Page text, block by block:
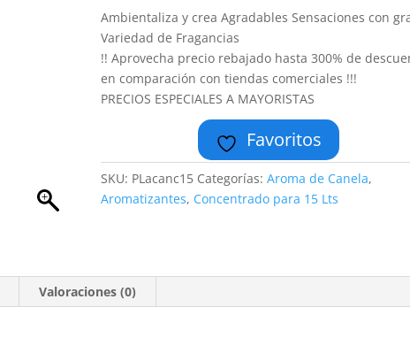
Ambientaliza y crea Agradables Sensaciones con
Variedad de Fragancias
!! Aprovecha precio rebajado hasta 300% de
en comparación con tiendas comerciales !!!
PRECIOS ESPECIALES A MAYORISTAS
Favoritos
SKU: PLacanc15 Categorías:Aroma de Canela,
Aromatizantes, Concentrado para 15 Lts
Valoraciones (0)